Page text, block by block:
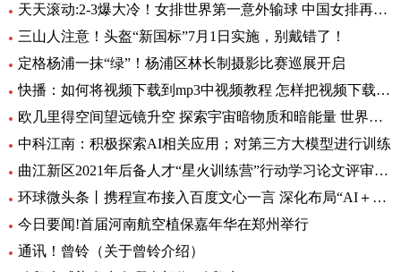
天天滚动:2-3爆大冷！女排世界第一意外输球 中国女排再获好消息
三山人注意！头盔“新国标”7月1日实施，别戴错了！
定格杨浦一抹“绿”！杨浦区林长制摄影比赛巡展开启
快播：如何将视频下载到mp3中视频教程 怎样把视频下载到MP3里呢
欧几里得空间望远镜升空 探索宇宙暗物质和暗能量 世界资讯
中科江南：积极探索AI相关应用；对第三方大模型进行训练
曲江新区2021年后备人才“星火训练营”行动学习论文评审会暨结训仪式圆满举办|全球要闻
环球微头条丨携程宣布接入百度文心一言 深化布局“AI＋旅行”应用
今日要闻!首届河南航空植保嘉年华在郑州举行
通讯！曾铃（关于曾铃介绍）